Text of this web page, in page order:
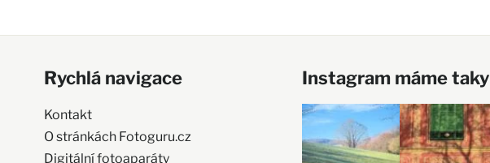
Rychlá navigace
Kontakt
O stránkách Fotoguru.cz
Digitální fotoaparáty
Instagram máme taky